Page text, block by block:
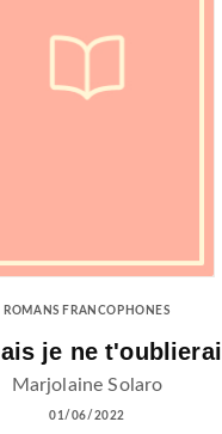
ROMANS FRANCOPHONES
je ne t'oublierai
Marjolaine Solaro
01/06/2022